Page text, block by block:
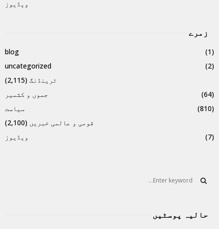
ویڈیوز
زمرے
blog
(1)
uncategorized
(2)
ٹرینڈنگ (2,115)
جموں و کشمیر
(64)
سیاست
(810)
قومی و عالمی خبریں (2,100)
ویڈیوز
(7)
E
حالیہ پوسٹیں